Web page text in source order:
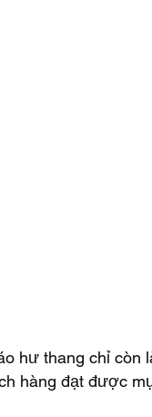
hư thang chỉ còn
hàng đạt được